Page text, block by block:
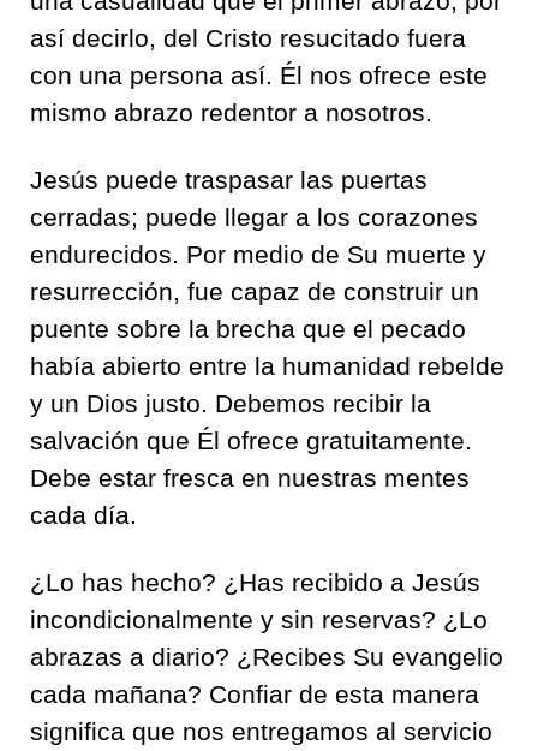
así decirlo, del Cristo resucitado fuera
con una persona así. Él nos ofrece este
mismo abrazo redentor a nosotros.
Jesús puede traspasar las puertas
cerradas; puede llegar a los corazones
endurecidos. Por medio de Su muerte y
resurrección, fue capaz de construir un
puente sobre la brecha que el pecado
había abierto entre la humanidad rebelde
y un Dios justo. Debemos recibir la
salvación que Él ofrece gratuitamente.
Debe estar fresca en nuestras mentes
cada día.
¿Lo has hecho? ¿Has recibido a Jesús
incondicionalmente y sin reservas? ¿Lo
abrazas a diario? ¿Recibes Su evangelio
cada mañana? Confiar de esta manera
significa que nos entregamos al servicio